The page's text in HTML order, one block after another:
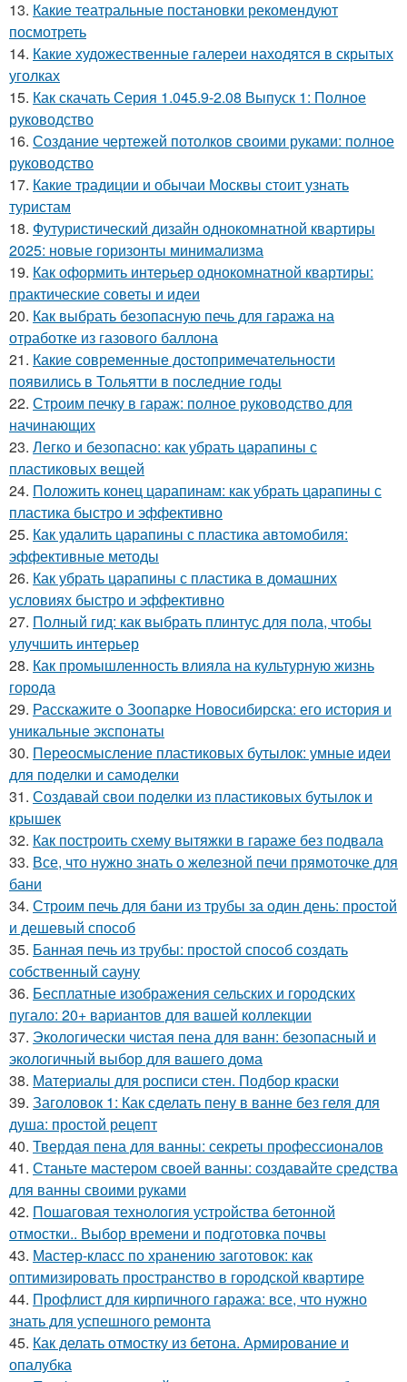
13. Какие театральные постановки рекомендуют
посмотреть
14. Какие художественные галереи находятся в скрытых
уголках
15. Как скачать Серия 1.045.9-2.08 Выпуск 1: Полное
руководство
16. Создание чертежей потолков своими руками: полное
руководство
17. Какие традиции и обычаи Москвы стоит узнать
туристам
18. Футуристический дизайн однокомнатной квартиры
2025: новые горизонты минимализма
19. Как оформить интерьер однокомнатной квартиры:
практические советы и идеи
20. Как выбрать безопасную печь для гаража на
отработке из газового баллона
21. Какие современные достопримечательности
появились в Тольятти в последние годы
22. Строим печку в гараж: полное руководство для
начинающих
23. Легко и безопасно: как убрать царапины с
пластиковых вещей
24. Положить конец царапинам: как убрать царапины с
пластика быстро и эффективно
25. Как удалить царапины с пластика автомобиля:
эффективные методы
26. Как убрать царапины с пластика в домашних
условиях быстро и эффективно
27. Полный гид: как выбрать плинтус для пола, чтобы
улучшить интерьер
28. Как промышленность влияла на культурную жизнь
города
29. Расскажите о Зоопарке Новосибирска: его история и
уникальные экспонаты
30. Переосмысление пластиковых бутылок: умные идеи
для поделки и самоделки
31. Создавай свои поделки из пластиковых бутылок и
крышек
32. Как построить схему вытяжки в гараже без подвала
33. Все, что нужно знать о железной печи прямоточке для
бани
34. Строим печь для бани из трубы за один день: простой
и дешевый способ
35. Банная печь из трубы: простой способ создать
собственный сауну
36. Бесплатные изображения сельских и городских
пугало: 20+ вариантов для вашей коллекции
37. Экологически чистая пена для ванн: безопасный и
экологичный выбор для вашего дома
38. Материалы для росписи стен. Подбор краски
39. Заголовок 1: Как сделать пену в ванне без геля для
душа: простой рецепт
40. Твердая пена для ванны: секреты профессионалов
41. Станьте мастером своей ванны: создавайте средства
для ванны своими руками
42. Пошаговая технология устройства бетонной
отмостки.. Выбор времени и подготовка почвы
43. Мастер-класс по хранению заготовок: как
оптимизировать пространство в городской квартире
44. Профлист для кирпичного гаража: все, что нужно
знать для успешного ремонта
45. Как делать отмостку из бетона. Армирование и
опалубка